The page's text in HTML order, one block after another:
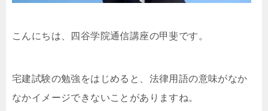
こんにちは、四谷学院通信講座の甲斐です。
宅建試験の勉強をはじめると、法律用語の意味がなか
なかイメージできないことがありますね。